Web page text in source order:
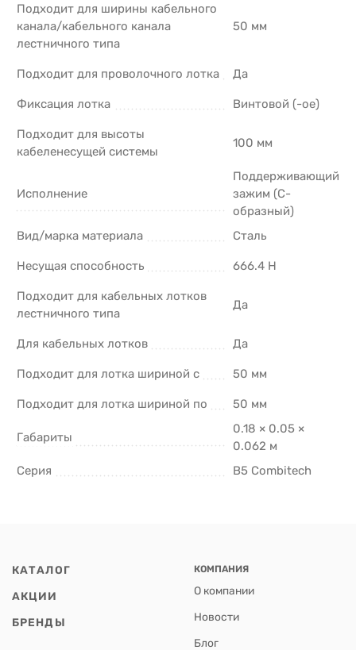
Подходит для ширины кабельного
канала/кабельного канала
лестничного типа
50 мм
Подходит для проволочного лотка Да
Фиксация лотка Винтовой (-ое)
Подходит для высоты
кабеленесущей системы
100 мм
Исполнение
Поддерживающий
зажим (С-
образный)
Вид/марка материала
Сталь
Несущая способность 666.4 Н
Подходит для кабельных лотков
лестничного типа
Да
Для кабельных лотков Да
Подходит для лотка шириной с 50 мм
Подходит для лотка шириной по 50 мм
Габариты
0.18 × 0.05 ×
0.062 м
Серия
B5 Combitech
КАТАЛОГ
АКЦИИ
БРЕНДЫ
КОМПАНИЯ
О компании
Новости
Блог